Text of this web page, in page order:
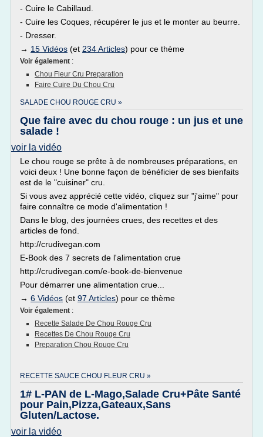
- Cuire le Cabillaud.
- Cuire les Coques, récupérer le jus et le monter au beurre.
- Dresser.
→ 15 Vidéos (et 234 Articles) pour ce thème
Voir également :
Chou Fleur Cru Preparation
Faire Cuire Du Chou Cru
SALADE CHOU ROUGE CRU »
Que faire avec du chou rouge : un jus et une
salade !
voir la vidéo
Le chou rouge se prête à de nombreuses préparations, en
voici deux ! Une bonne façon de bénéficier de ses bienfaits
est de le "cuisiner" cru.
Si vous avez apprécié cette vidéo, cliquez sur "j'aime" pour
faire connaître ce mode d'alimentation !
Dans le blog, des journées crues, des recettes et des
articles de fond.
http://crudivegan.com
E-Book des 7 secrets de l'alimentation crue
http://crudivegan.com/e-book-de-bienvenue
Pour démarrer une alimentation crue...
→ 6 Vidéos (et 97 Articles) pour ce thème
Voir également :
Recette Salade De Chou Rouge Cru
Recettes De Chou Rouge Cru
Preparation Chou Rouge Cru
RECETTE SAUCE CHOU FLEUR CRU »
1# L-PAN de L-Mago,Salade Cru+Pâte Santé
pour Pain,Pizza,Gateaux,Sans
Gluten/Lactose.
voir la vidéo